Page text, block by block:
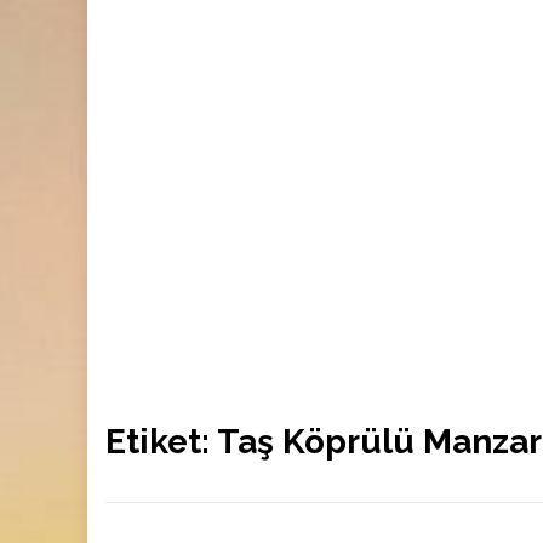
Etiket: Taş Köprülü